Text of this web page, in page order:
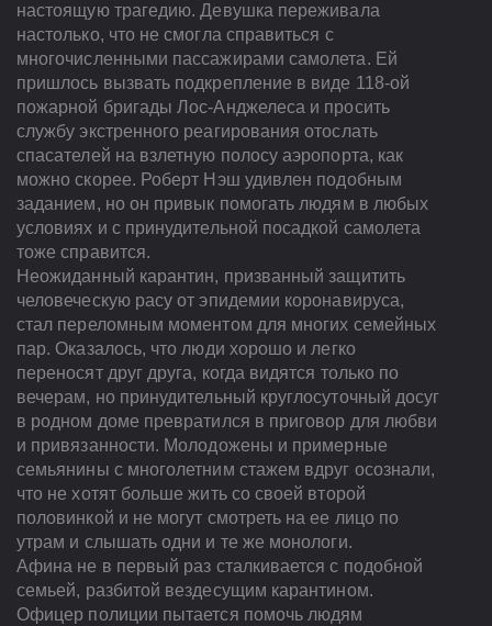
настоящую трагедию. Девушка переживала
настолько, что не смогла справиться с
многочисленными пассажирами самолета. Ей
пришлось вызвать подкрепление в виде 118-ой
пожарной бригады Лос-Анджелеса и просить
службу экстренного реагирования отослать
спасателей на взлетную полосу аэропорта, как
можно скорее. Роберт Нэш удивлен подобным
заданием, но он привык помогать людям в любых
условиях и с принудительной посадкой самолета
тоже справится.
Неожиданный карантин, призванный защитить
человеческую расу от эпидемии коронавируса,
стал переломным моментом для многих семейных
пар. Оказалось, что люди хорошо и легко
переносят друг друга, когда видятся только по
вечерам, но принудительный круглосуточный досуг
в родном доме превратился в приговор для любви
и привязанности. Молодожены и примерные
семьянины с многолетним стажем вдруг осознали,
что не хотят больше жить со своей второй
половинкой и не могут смотреть на ее лицо по
утрам и слышать одни и те же монологи.
Афина не в первый раз сталкивается с подобной
семьей, разбитой вездесущим карантином.
Офицер полиции пытается помочь людям